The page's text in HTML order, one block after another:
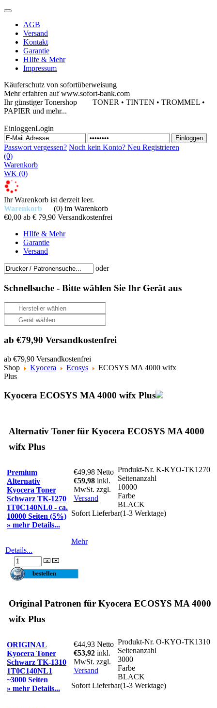
AGB
Versand
Kontakt
Garantie
HIlfe & Mehr
Impressum
Käuferschutz von sofortüberweisung
Mehr erfahren auf www.sofort-bank.com
Ihr günstiger Tonershop TONER • TINTEN • TROMMEL •
PAPIER und mehr...
EinloggenLogin
Passwort vergessen? Noch kein Konto? Neu Registrieren
(0)
Warenkorb
WK (0)
Ihr Warenkorb ist derzeit leer.
Warenkorb
(0) im Warenkorb
€0,00 ab € 79,90 Versandkostenfrei
HIlfe & Mehr
Garantie
Versand
oder
Schnellsuche - Bitte wählen Sie Ihr Gerät aus
ab €79,90 Versandkostenfrei
ab €79,90 Versandkostenfrei
Shop
Kyocera Ecosys
ECOSYS MA 4000 wifx
Plus
Kyocera ECOSYS MA 4000 wifx Plus
Alternativ Toner für Kyocera ECOSYS MA 4000
wifx Plus
Premium
Alternativ
Kyocera Toner
Schwarz TK-1270
1T0C140NL0 - ca.
10000 Seiten (5%)
» mehr Details...
€49,98 Netto
€59,98 inkl.
MwSt. zzgl.
Versand
Produkt-Nr. K-KYO-TK1270
Seitenanzahl
10000
Farbe
BLACK
Sofort Lieferbar(1-3 Werktage)
Mehr
Details...
Original Patronen für Kyocera ECOSYS MA 4000
wifx Plus
ORIGINAL
Kyocera Toner
Schwarz TK-1310
1T0C140NL1
~3000 Seiten
» mehr Details...
€44,93 Netto
€53,92 inkl.
MwSt. zzgl.
Versand
Produkt-Nr. O-KYO-TK1310
Seitenanzahl
3000
Farbe
BLACK
Sofort Lieferbar(1-3 Werktage)